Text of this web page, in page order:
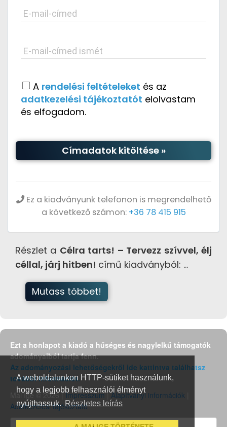
A weboldalunkon HTTP-sütiket használunk,
hogy a legjobb felhasználói élményt
nyújthassuk.Részletes leírás
E-mail-címed
E-mail-címed ismét
A rendelési feltételeket és az
adatkezelési tájékoztatót elolvastam
és elfogadom.
Címadatok kitöltése »
Ez a kiadványunk telefonon is megrendelhető
a következő számon: +36 78 415 915
Részlet a Célra tarts! – Tervezz szívvel, élj
céllal, járj hitben! című kiadványból: ...
Ezt a honlapot a kiadó a hűséges és nagylelkű támogatók
adományaiból tartja fenn.
Az adományozási lehetőségekről ide kattintva találhatsz
további információt.
Mai Ige © 2026 |Impresszum|Alapítványi információk
Adatkezelési tájékoztató